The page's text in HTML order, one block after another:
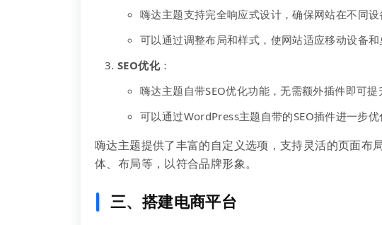
嗨达主题支持完全响应式设计，确保网站在不同设
可以通过调整布局和样式，使网站适应移动设备和
SEO优化：
嗨达主题自带SEO优化功能，无需额外插件即可提
可以通过WordPress主题自带的SEO插件进一步优
嗨达主题提供了丰富的自定义选项，支持灵活的页面布
体、布局等，以符合品牌形象。
三、搭建电商平台